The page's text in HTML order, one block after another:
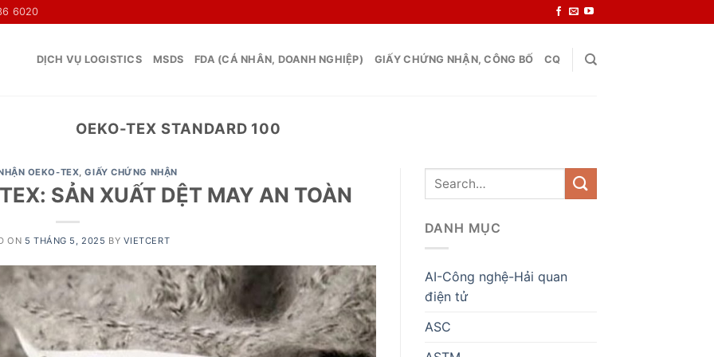
6020
DỊCH VỤ LOGISTICS MSDS FDA (CÁ NHÂN, DOANH NGHIỆP) GIẤY CHỨNG NHẬN, CÔNG BỐ CQ
OEKO-TEX STANDARD 100
OEKO-TEX,GIẤY CHỨNG NHẬN
SẢN XUẤT DỆT MAY AN TOÀN
ON 5 THÁNG 5, 2025 BY VIETCERT
DANH MỤC
AI-Công nghệ-Hải quan
điện tử
ASC